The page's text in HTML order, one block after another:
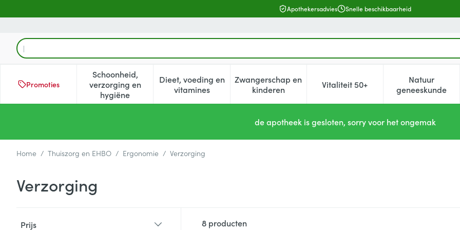
Apothekersadvies Snelle beschikbaarheid
Product, merk, categorie...
Promoties
Schoonheid,
verzorging en
hygiëne
Toon submenu voor Schoonheid, verzorging en hygiëne categorie
Dieet, voeding en
vitaminesToon submenu voor Dieet, voeding en vitamines categorie
Zwangerschap en
kinderenToon submenu voor Zwangerschap en kinderen
Vitaliteit 50+Toon submenu voor Vitaliteit
Natuur
geneeskunde
Toon
de apotheek is gesloten, sorry voor het ongemak
Home / Thuiszorg en EHBO / Ergonomie / Verzorging
Verzorging
Prijs
8 producten